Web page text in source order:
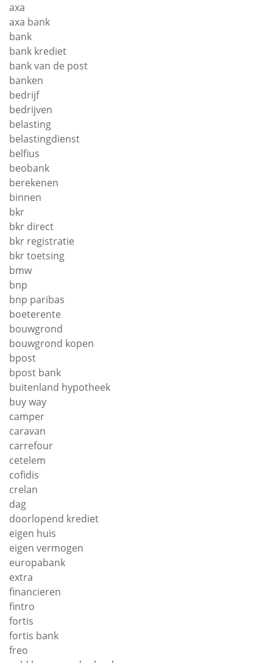
axa
axa bank
bank
bank krediet
bank van de post
banken
bedrijf
bedrijven
belasting
belastingdienst
belfius
beobank
berekenen
binnen
bkr
bkr direct
bkr registratie
bkr toetsing
bmw
bnp
bnp paribas
boeterente
bouwgrond
bouwgrond kopen
bpost
bpost bank
buitenland hypotheek
buy way
camper
caravan
carrefour
cetelem
cofidis
crelan
dag
doorlopend krediet
eigen huis
eigen vermogen
europabank
extra
financieren
fintro
fortis
fortis bank
freo